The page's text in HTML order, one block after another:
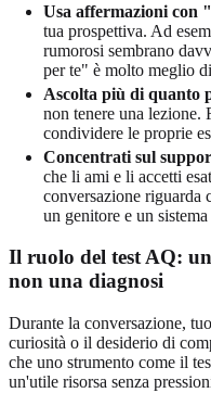
Usa affermazioni con
tua prospettiva. Ad
rumorosi sembrano
per te" è molto meglio
Ascolta più di quanto
non tenere una lezione.
condividere le proprie
Concentrati sul
che li ami e li accetti
conversazione riguarda
un genitore e un
Il ruolo del test AQ:
non una diagnosi
Durante la conversazione,
curiosità o il desiderio di
che uno strumento come il
un'utile risorsa senza